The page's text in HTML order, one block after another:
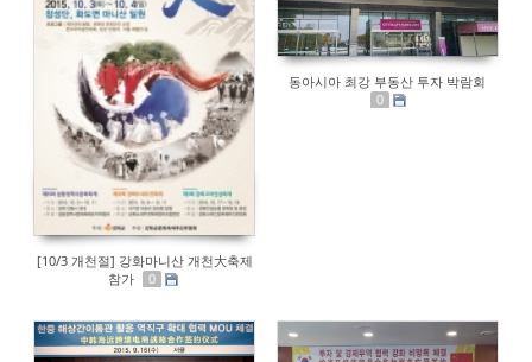
[10/3 개천절] 강화마니산 개천大축제
참가
0
동아시아 최강 부동산 투자 박람회
0